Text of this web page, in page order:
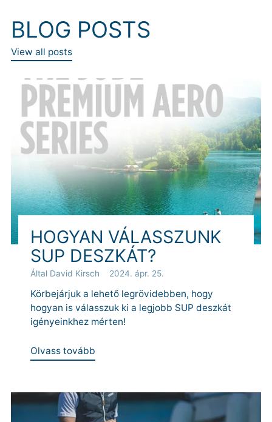
BLOG POSTS
View all posts
HOGYAN VÁLASSZUNK
SUP DESZKÁT?
Által David Kirsch 2024. ápr. 25.
Körbejárjuk a lehető legrövidebben, hogy
hogyan is válasszuk ki a legjobb SUP deszkát
igényeinkhez mérten!
Olvass tovább